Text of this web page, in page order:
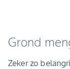
Grond
Zeker zo